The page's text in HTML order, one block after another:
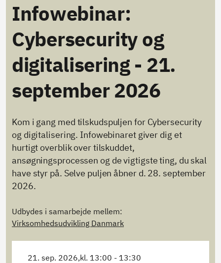
Infowebinar:
Cybersecurity og
digitalisering - 21.
september 2026
Kom i gang med tilskudspuljen for Cybersecurity
og digitalisering. Infowebinaret giver dig et
hurtigt overblik over tilskuddet,
ansøgningsprocessen og de vigtigste ting, du skal
have styr på. Selve puljen åbner d. 28. september
2026.
Udbydes i samarbejde mellem:
Virksomhedsudvikling Danmark
21. sep. 2026,kl. 13:00 - 13:30